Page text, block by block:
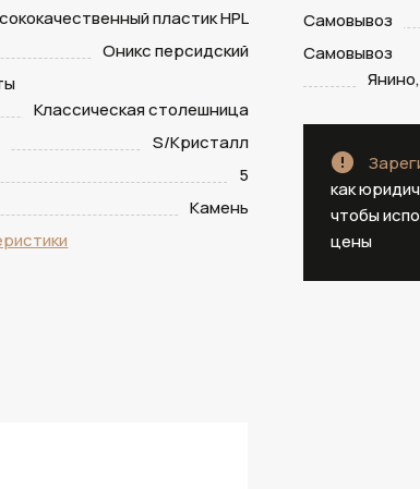
пластик HPL
Оникс персидский
Классическая столешница
S/Кристалл
5
Камень
Самовывоз
Самовывоз
как
чтобы
цены